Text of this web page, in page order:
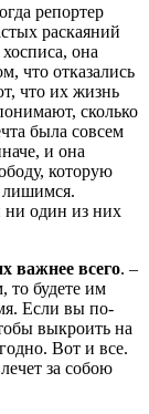
репортер
раскаяний
она
что отказались
что их жизнь
сколько
была совсем
и она
которую
лишимся.
ни один из них
важнее всего. –
то будете им
Если вы по-
выкроить на
Вот и все.
за собою